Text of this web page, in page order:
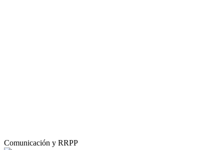
Comunicación y RRPP